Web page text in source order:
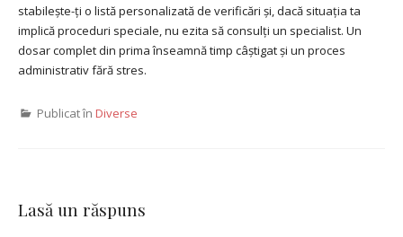
stabilește-ți o listă personalizată de verificări și, dacă situația ta
implică proceduri speciale, nu ezita să consulți un specialist. Un
dosar complet din prima înseamnă timp câștigat și un proces
administrativ fără stres.
Publicat în Diverse
Lasă un răspuns